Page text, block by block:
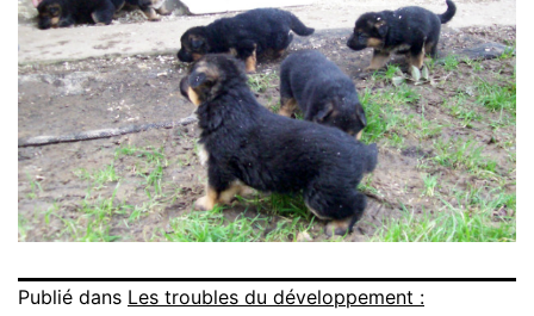
Publié dans Les troubles du développement :